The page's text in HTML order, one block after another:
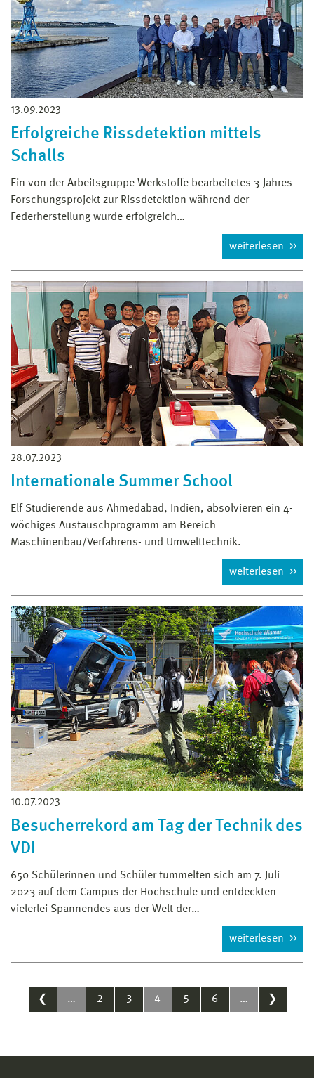
13.09.2023
Erfolgreiche Rissdetektion mittels
Schalls
Ein von der Arbeitsgruppe Werkstoffe bearbeitetes 3-Jahres-
Forschungsprojekt zur Rissdetektion während der
Federherstellung wurde erfolgreich…
weiterlesen
28.07.2023
Internationale Summer School
Elf Studierende aus Ahmedabad, Indien, absolvieren ein 4-
wöchiges Austauschprogramm am Bereich
Maschinenbau/Verfahrens- und Umwelttechnik.
weiterlesen
10.07.2023
Besucherrekord am Tag der Technik des
VDI
650 Schülerinnen und Schüler tummelten sich am 7. Juli
2023 auf dem Campus der Hochschule und entdeckten
vielerlei Spannendes aus der Welt der…
weiterlesen
❮ … 2 3 4 5 6 … ❯